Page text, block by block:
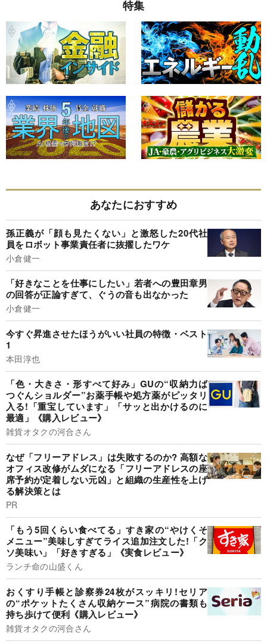
特集
あなたにおすすめ
孫正義が「顔も見たくない」と激怒した20代社
員をロボット事業責任者に抜擢したワケ
小倉健一
「好きなことを仕事にしたい」若者への豊田章男
の回答が正論すぎて、ぐうの音も出なかった
小倉健一
今すぐ昇進させたほうがいい社員の特徴・ベスト
1
本田淳也
「色・大きさ・形すべて好み」GUの“収納力ば
つぐんショルダー”お薬手帳や処方薬がピッタリ
入る!「重宝しています」「サッと出かけるのに
最適」《購入レビュー》
雑貨オタクの河合さん
なぜ「フリーアドレス」は失敗するのか? 高額な
オフィス改修がムダになる「フリーアドレスの座
席予約が定着しない元凶」と組織の生産性を上げ
る解決策とは
PR
「もう5回くらい食べてる」すき家の“やけくそ
メニュー”美味しすぎてライス追加注文した!「ク
ソ美味い」「好きすぎる」《実食レビュー》
ランチ命の山盛くん
おくすり手帳と診察券24枚がスッキリ!セリア
の“ポケットたくさん収納ケース”病院の書類も
持ち歩けて便利《購入レビュー》
雑貨オタクの河合さん